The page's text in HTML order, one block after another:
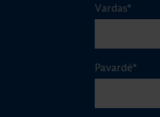
Vardas*
Pavardė*